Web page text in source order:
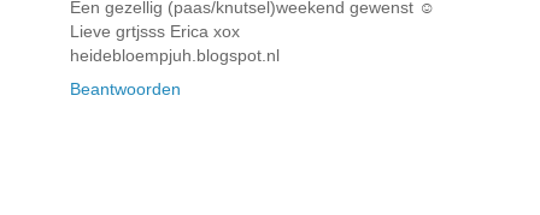
Een gezellig (paas/knutsel)weekend gewenst ☺
Lieve grtjsss Erica xox
heidebloempjuh.blogspot.nl
Beantwoorden